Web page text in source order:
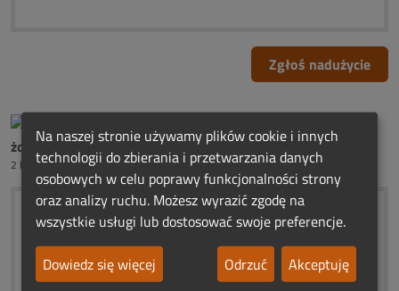
Zgłoś nadużycie
żona Henia Dobrońskiego
2 lata temu
_______ (¯`:´¯)........ROCZNICOWE
______ (¯ `·. · …´¯)....ŚWIATEŁKA.
_____ (¯ `·.(۞).·..´¯).......WIECZNEJ
______ (_.·´/ . ….._).......PAMIĘCI
Na naszej stronie używamy plików cookie i innych
technologii do zbierania i przetwarzania danych
osobowych w celu poprawy funkcjonalności strony
oraz analizy ruchu. Możesz wyrazić zgodę na
wszystkie usługi lub dostosować swoje preferencje.
Dowiedz się więcej
Odrzuć Akceptuję